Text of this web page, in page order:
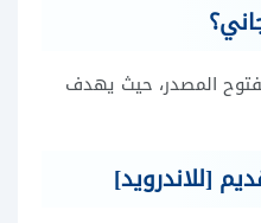
المصدر، حيث يهدف
[للاندرويد]